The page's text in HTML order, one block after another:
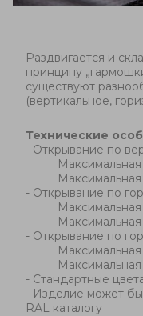
Раздвигается и
принципу „
существуют
(вертикальное,
Технические
- Открывание по
Максимальная
Максимальная
- Открывание по
Максимальная
Максимальная
- Открывание по
Максимальная
Максимальная
- Стандартные
- Изделие может
RAL каталогу